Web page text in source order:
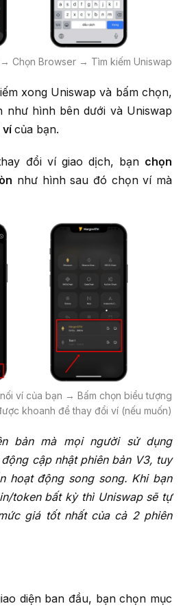
Chọn Browser → Tìm kiếm Uniswap
xong Uniswap và bấm chọn,
như hình bên dưới và Uniswap
ví của bạn.
đổi ví giao dịch, bạn chọn
như hình sau đó chọn ví mà
ví của bạn → Bấm chọn biểu tượng
khoanh để thay đổi ví (nếu muốn)
bản mà mọi người sử dụng
cập nhật phiên bản V3, tuy
hoạt động song song. Khi bạn
token bất kỳ thì Uniswap sẽ tự
giá tốt nhất của cả 2 phiên
diện ban đầu, bạn chọn mục